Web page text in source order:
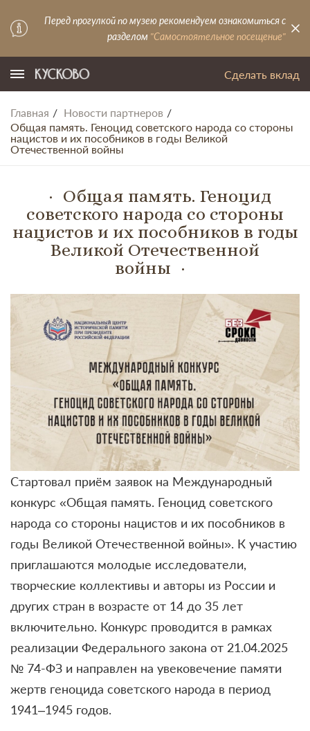
Перед прогулкой по музею рекомендуем ознакомиться с
разделом "Самостоятельное посещение"
Сделать вклад
Главная
Новости партнеров
Общая память. Геноцид советского народа со стороны
нацистов и их пособников в годы Великой
Отечественной войны
Общая память. Геноцид
советского народа со стороны
нацистов и их пособников в годы
Великой Отечественной
войны
Стартовал приём заявок на Международный
конкурс «Общая память. Геноцид советского
народа со стороны нацистов и их пособников в
годы Великой Отечественной войны». К участию
приглашаются молодые исследователи,
творческие коллективы и авторы из России и
других стран в возрасте от 14 до 35 лет
включительно. Конкурс проводится в рамках
реализации Федерального закона от 21.04.2025
№ 74-ФЗ и направлен на увековечение памяти
жертв геноцида советского народа в период
1941–1945 годов.